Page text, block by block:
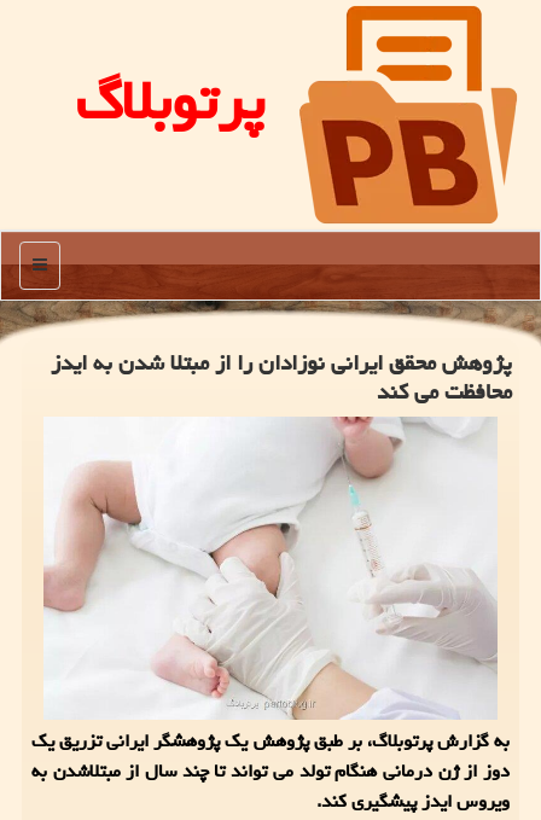
پرتوبلاگ
منو
پژوهش محقق ایرانی نوزادان را از مبتلا شدن به ایدز
محافظت می کند
به گزارش پرتوبلاگ، بر طبق پژوهش یک پژوهشگر ایرانی تزریق یک
دوز از ژن درمانی هنگام تولد می تواند تا چند سال از مبتلاشدن به
ویروس ایدز پیشگیری کند.